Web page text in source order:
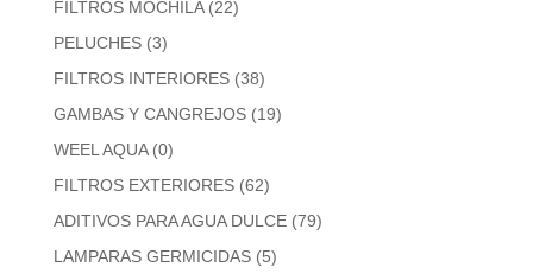
FILTROS MOCHILA (22)
PELUCHES (3)
FILTROS INTERIORES (38)
GAMBAS Y CANGREJOS (19)
WEEL AQUA (0)
FILTROS EXTERIORES (62)
ADITIVOS PARA AGUA DULCE (79)
LAMPARAS GERMICIDAS (5)